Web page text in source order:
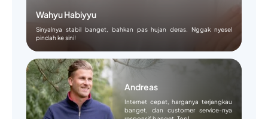
Wahyu Habiyyu
Sinyalnya stabil banget, bahkan pas hujan deras. Nggak nyesel
pindah ke sini!
Andreas
Internet cepat, harganya terjangkau
banget, dan customer service-nya